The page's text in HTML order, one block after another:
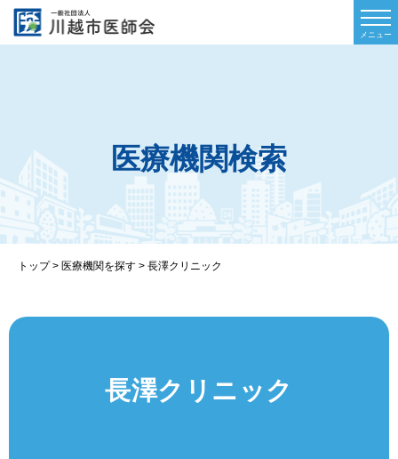
医療機関検索
トップ> 医療機関を探す > 長澤クリニック
長澤クリニック